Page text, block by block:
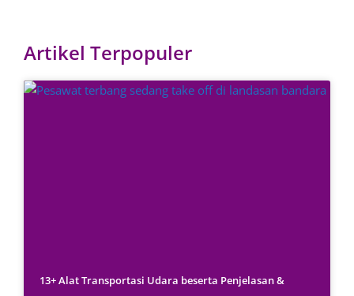
Artikel Terpopuler
13+ Alat Transportasi Udara beserta Penjelasan &